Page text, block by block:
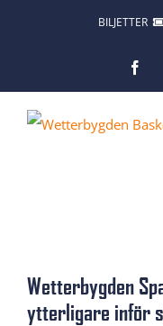
BILJETTER
större
bild
Wetterbygden
ytterligare inför